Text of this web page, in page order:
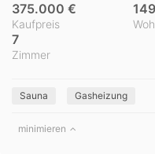
Kaufpreis
375.000 €
Zimmer
7
Sauna Gasheizung
minimieren